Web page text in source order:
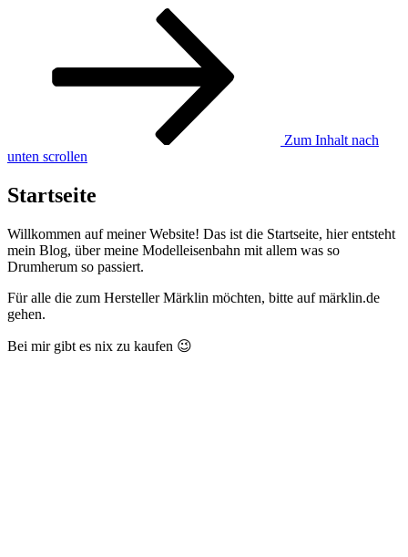
Zum Inhalt nach
unten scrollen
Startseite
Willkommen auf meiner Website! Das ist die Startseite, hier entsteht
mein Blog, über meine Modelleisenbahn mit allem was so
Drumherum so passiert.
Für alle die zum Hersteller Märklin möchten, bitte auf märklin.de
gehen.
Bei mir gibt es nix zu kaufen 😉